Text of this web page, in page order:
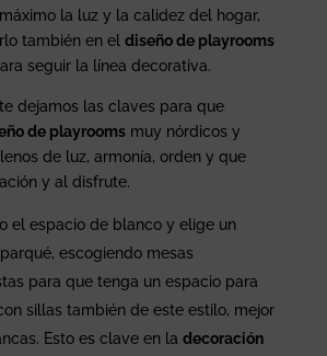
la luz y la calidez del hogar,
también en el diseño de playrooms
seguir la línea decorativa.
dejamos las claves para que
de playroomsmuy nórdicos y
de luz, armonía, orden y que
y al disfrute.
el espacio de blanco y elige un
escogiendo mesas
para que tenga un espacio para
sillas también de este estilo, mejor
Esto es clave en la decoración